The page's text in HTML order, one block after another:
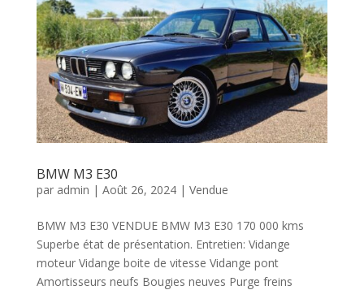
BMW M3 E30
par admin | Août 26, 2024| Vendue
BMW M3 E30 VENDUE BMW M3 E30 170 000 kms
Superbe état de présentation. Entretien: Vidange
moteur Vidange boite de vitesse Vidange pont
Amortisseurs neufs Bougies neuves Purge freins